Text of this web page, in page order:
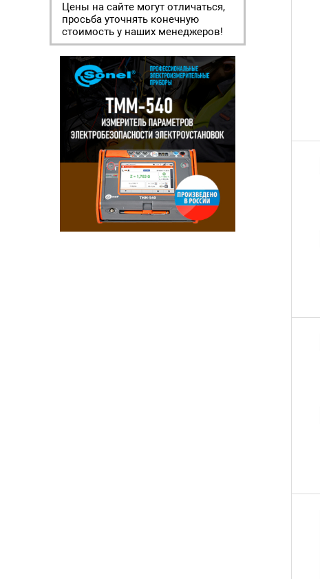
Цены на сайте могут отличаться,
просьба уточнять конечную
стоимость у наших менеджеров!